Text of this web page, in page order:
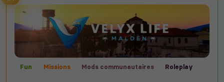
Fun Missions Mods communautaires
Roleplay